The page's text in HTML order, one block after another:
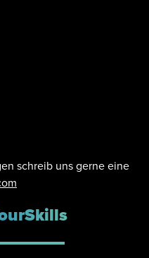
schreib uns gerne eine